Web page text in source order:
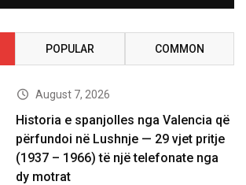
POPULAR COMMON
August 7, 2026
Historia e spanjolles nga Valencia që
përfundoi në Lushnje — 29 vjet pritje
(1937 – 1966) të një telefonate nga
dy motrat